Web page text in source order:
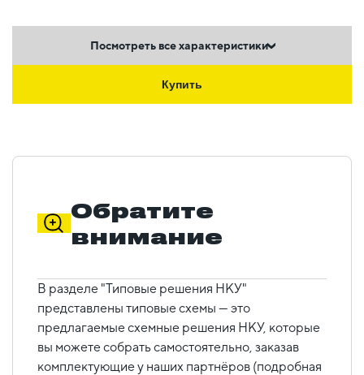
Посмотреть все характеристики
Купить
Обратите
внимание
В разделе "Типовые решения НКУ"
представлены типовые схемы — это
предлагаемые схемные решения НКУ, которые
вы можете собрать самостоятельно, заказав
комплектующие у наших партнёров (подробная